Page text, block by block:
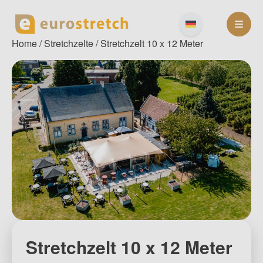
content
Home/Stretchzelte/ Stretchzelt 10 x 12 Meter
Stretchzelt 10 x 12 Meter